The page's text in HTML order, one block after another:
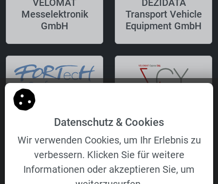
VELOMAT
Messelektronik
GmbH
DEZIDATA
Transport Vehicle
Equipment GmbH
Software GmbH
Ltd.
Datenschutz & Cookies
Wir verwenden Cookies, um Ihr Erlebnis zu
verbessern. Klicken Sie für weitere
Informationen oder akzeptieren Sie, um